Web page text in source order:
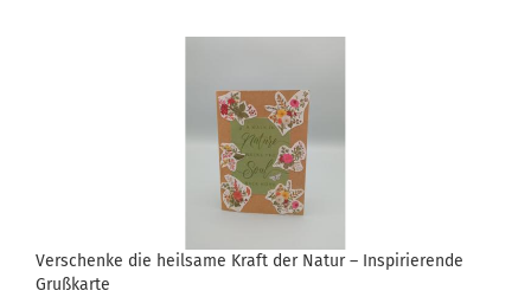
Verschenke die heilsame Kraft der Natur – Inspirierende
Grußkarte